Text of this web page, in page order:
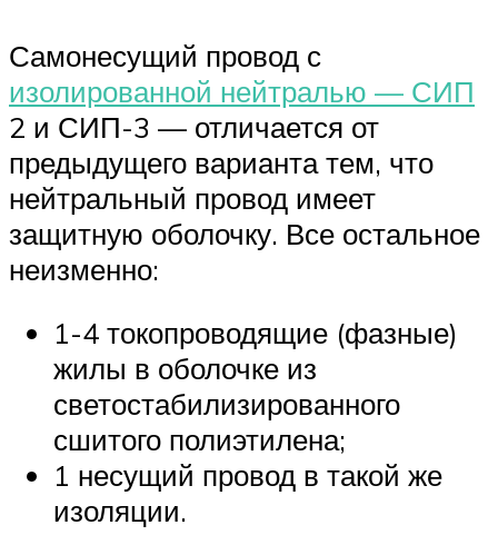
Самонесущий провод с
изолированной нейтралью — СИП
2 и СИП-3 — отличается от
предыдущего варианта тем, что
нейтральный провод имеет
защитную оболочку. Все остальное
неизменно:
1-4 токопроводящие (фазные)
жилы в оболочке из
светостабилизированного
сшитого полиэтилена;
1 несущий провод в такой же
изоляции.